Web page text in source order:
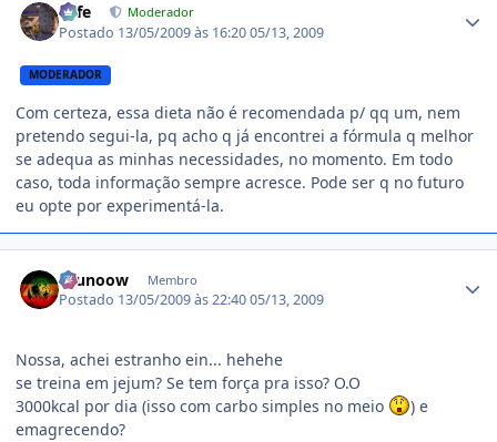
Fefe Moderador
Postado 13/05/2009 às 16:2005/13, 2009
MODERADOR
Com certeza, essa dieta não é recomendada p/ qq um, nem
pretendo segui-la, pq acho q já encontrei a fórmula q melhor
se adequa as minhas necessidades, no momento. Em todo
caso, toda informação sempre acresce. Pode ser q no futuro
eu opte por experimentá-la.
brunoow Membro
Postado 13/05/2009 às 22:4005/13, 2009
Nossa, achei estranho ein... hehehe
se treina em jejum? Se tem força pra isso? O.O
3000kcal por dia (isso com carbo simples no meio
) e
emagrecendo?